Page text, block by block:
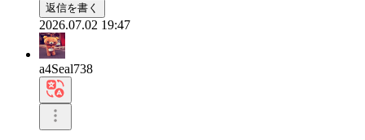
返信を書く
2026.07.02 19:47
a4Seal738